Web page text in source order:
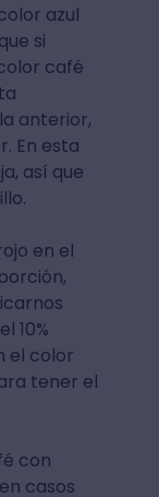
azul
si
café
anterior,
En esta
así que
en el
10%
el color
tener el
con
casos